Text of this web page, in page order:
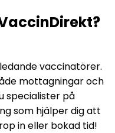
vaccinatörer.
mottagningar och
specialister på
som hjälper dig att
in eller bokad tid!